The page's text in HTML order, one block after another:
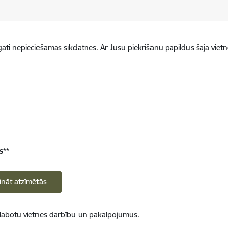
nepieciešamās sīkdatnes. Ar Jūsu piekrišanu papildus šajā
**
atzīmētās
vietnes darbību un pakalpojumus.